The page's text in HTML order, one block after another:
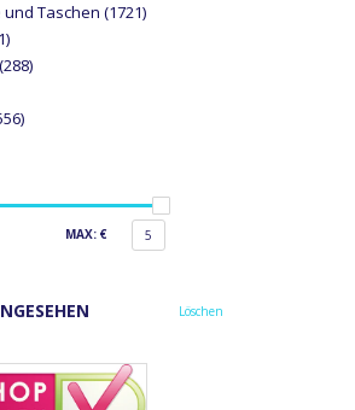
und Taschen (1721)
(288)
MAX: € 5
Löschen